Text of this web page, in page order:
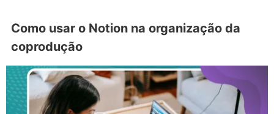
Como usar o Notion na organização da
coprodução